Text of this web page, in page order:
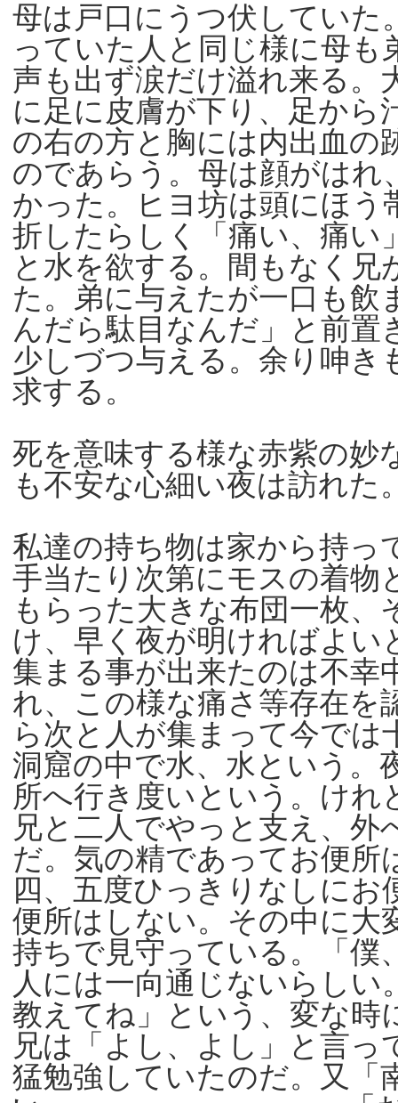
母は戸口にうつ伏していた
っていた人と同じ様に母
声も出ず涙だけ溢れ来る。
に足に皮膚が下り、足から
の右の方と胸には内出血の
のであらう。母は顔がは
かった。ヒヨ坊は頭にほう
折したらしく「痛い、痛い
と水を欲する。間もなく
た。弟に与えたが一口も飲
んだら駄目なんだ」と前置
少しづつ与える。余り呻き
求する。
死を意味する様な赤紫の妙
も不安な心細い夜は訪れた
私達の持ち物は家から持っ
手当たり次第にモスの着物
もらった大きな布団一枚
け、早く夜が明ければよい
集まる事が出来たのは不幸
れ、この様な痛さ等存在を
ら次と人が集まって今では
洞窟の中で水、水という。
所へ行き度いという。け
兄と二人でやっと支え、
だ。気の精であってお便
四、五度ひっきりなしに
便所はしない。その中に大
持ちで見守っている。「僕
人には一向通じないらし
教えてね」という、変な時
兄は「よし、よし」と言
猛勉強していたのだ。又「